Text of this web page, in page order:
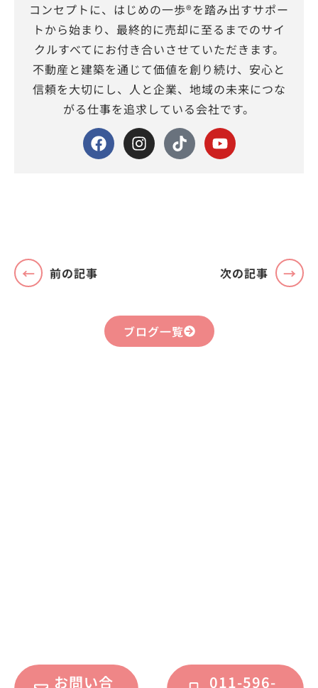
コンセプトに、はじめの一歩®を踏み出すサポー
トから始まり、最終的に売却に至るまでのサイ
クルすべてにお付き合いさせていただきます。
不動産と建築を通じて価値を創り続け、安心と
信頼を大切にし、人と企業、地域の未来につな
がる仕事を追求している会社です。
前の記事 次の記事
ブログ一覧
お問い合 011-596-